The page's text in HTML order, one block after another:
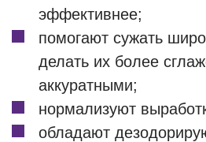
эффективнее;
помогают сужать
делать их более
аккуратными;
нормализуют
обладают